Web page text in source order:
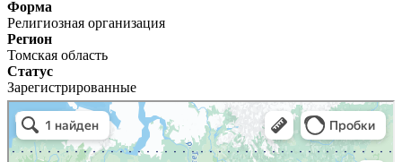
Форма
Религиозная организация
Регион
Томская область
Статус
Зарегистрированные